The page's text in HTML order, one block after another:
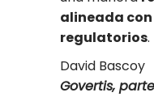
alineada
regulatorios.
David Bascoy
Govertis,